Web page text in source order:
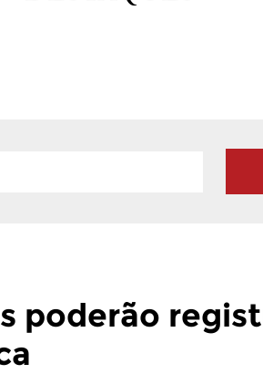
poderão